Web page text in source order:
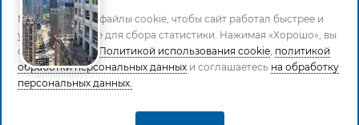
© 1994-2026 СтройСистема. Все права защищены. При
копировании материалов ссылка на страницу-
источник обязательна.
Мы используем файлы cookie, чтобы сайт работал быстрее и
удобнее, а также для сбора статистики. Нажимая «Хорошо», вы
соглашаетесь сПолитикой использования cookie, политикой
обработки персональных данных и соглашаетесь на обработку
персональных данных.